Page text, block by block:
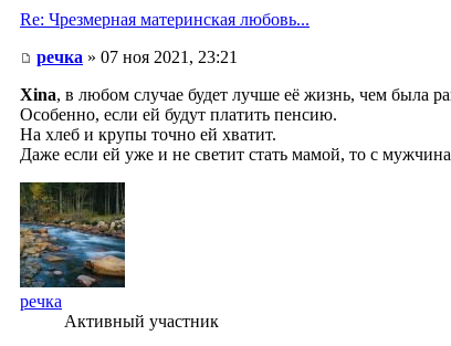
Re: Чрезмерная материнская любовь...
речка » 07 ноя 2021, 23:21
Xina, в любом случае будет лучше её жизнь, чем была
Особенно, если ей будут платить пенсию.
На хлеб и крупы точно ей хватит.
Даже если ей уже и не светит стать мамой, то с
речка
Активный участник